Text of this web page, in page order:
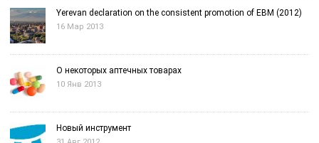
Yerevan declaration on the consistent promotion of EBM (2012)
16 Мар 2013
О некоторых аптечных товарах
10 Янв 2013
Новый инструмент